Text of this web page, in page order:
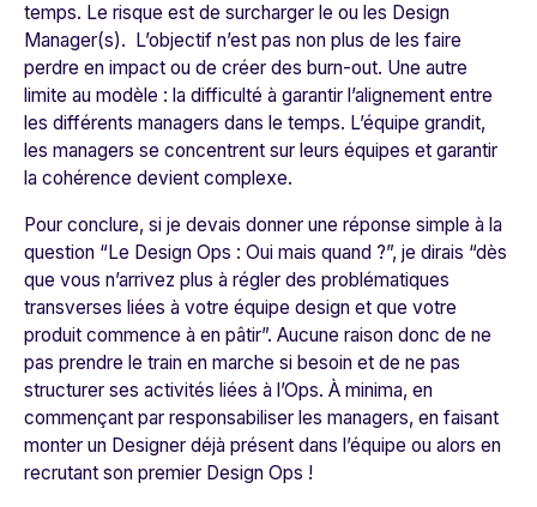
temps. Le risque est de surcharger le ou les Design
Manager(s). L’objectif n’est pas non plus de les faire
perdre en impact ou de créer des burn-out. Une autre
limite au modèle : la difficulté à garantir l’alignement entre
les différents managers dans le temps. L’équipe grandit,
les managers se concentrent sur leurs équipes et garantir
la cohérence devient complexe.
Pour conclure, si je devais donner une réponse simple à la
question “Le Design Ops : Oui mais quand ?”, je dirais “dès
que vous n’arrivez plus à régler des problématiques
transverses liées à votre équipe design et que votre
produit commence à en pâtir”. Aucune raison donc de ne
pas prendre le train en marche si besoin et de ne pas
structurer ses activités liées à l’Ops. À minima, en
commençant par responsabiliser les managers, en faisant
monter un Designer déjà présent dans l’équipe ou alors en
recrutant son premier Design Ops !